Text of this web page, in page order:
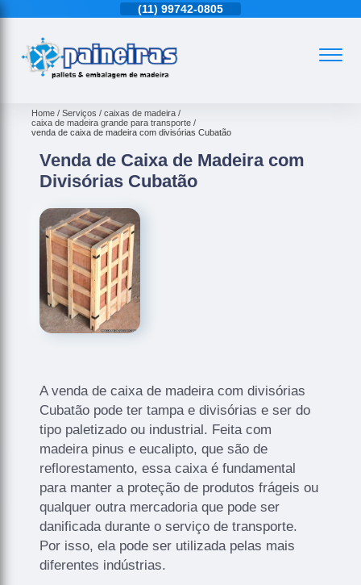
(11)99742-0805
Home Serviços
caixas de madeira
caixa de madeira grande para transporte
venda de caixa de madeira com divisórias Cubatão
Venda de Caixa de Madeira com
Divisórias Cubatão
A venda de caixa de madeira com divisórias
Cubatão pode ter tampa e divisórias e ser do
tipo paletizado ou industrial. Feita com
madeira pinus e eucalipto, que são de
reflorestamento, essa caixa é fundamental
para manter a proteção de produtos frágeis ou
qualquer outra mercadoria que pode ser
danificada durante o serviço de transporte.
Por isso, ela pode ser utilizada pelas mais
diferentes indústrias.